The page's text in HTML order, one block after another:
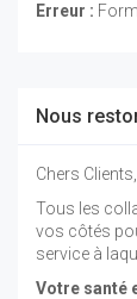
Erreur :
Nous
Chers Clients,
Tous les
vos côtés
service à
Votre santé